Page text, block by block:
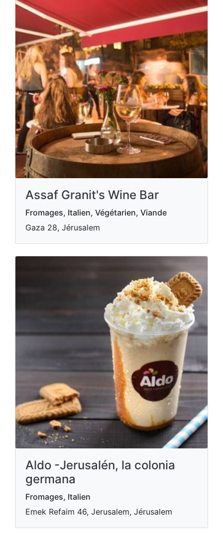
Assaf Granit's Wine Bar
Fromages, Italien, Végétarien, Viande
Gaza 28, Jérusalem
Aldo -Jerusalén, la colonia
germana
Fromages, Italien
Emek Refaim 46, Jerusalem, Jérusalem